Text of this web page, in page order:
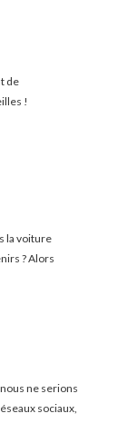
de
!
la voiture
? Alors
ne serions
sociaux,